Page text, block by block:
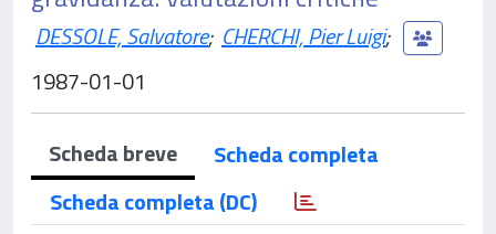
DESSOLE, Salvatore; CHERCHI, Pier Luigi;
1987-01-01
Scheda breve
Scheda completa
Scheda completa (DC)